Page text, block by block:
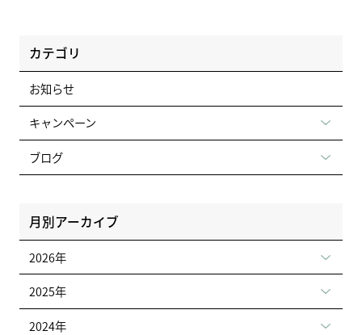
カテゴリ
お知らせ
キャンペーン
ブログ
月別アーカイブ
2026年
2025年
2024年